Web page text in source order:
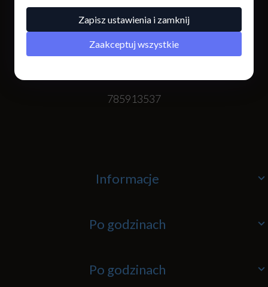
Polska
785913537
Informacje
Po godzinach
Po godzinach
Zapisz ustawienia i zamknij
Zaakceptuj wszystkie